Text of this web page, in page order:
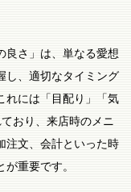
良さ」は、単なる愛想
し、適切なタイミング
れには「目配り」「気
おり、来店時のメニ
注文、会計といった時
重要です。